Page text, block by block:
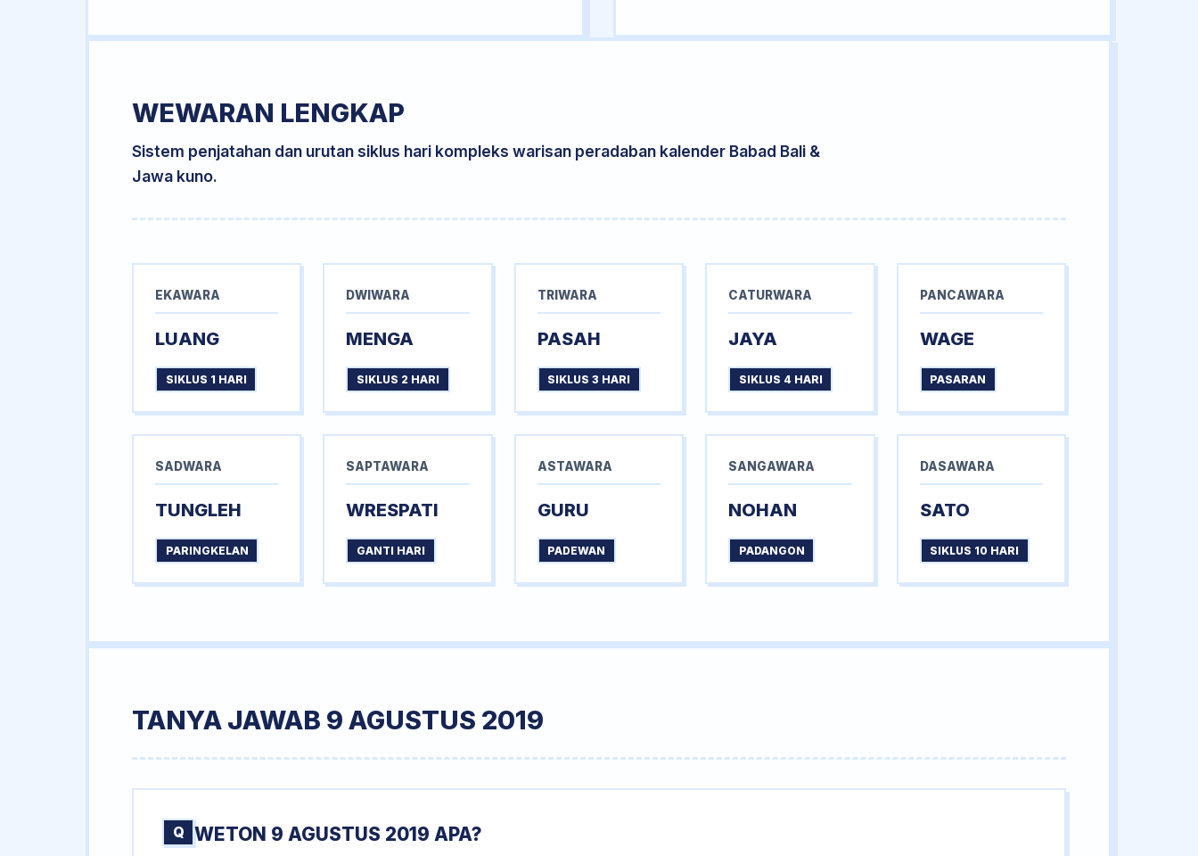
WEWARAN LENGKAP
Sistem penjatahan dan urutan siklus hari kompleks warisan peradaban kalender Babad Bali &
Jawa kuno.
EKAWARA
LUANG
SIKLUS 1 HARI
DWIWARA
MENGA
SIKLUS 2 HARI
TRIWARA
PASAH
SIKLUS 3 HARI
CATURWARA
JAYA
SIKLUS 4 HARI
PANCAWARA
WAGE
PASARAN
SADWARA
TUNGLEH
PARINGKELAN
SAPTAWARA
WRESPATI
GANTI HARI
ASTAWARA
GURU
PADEWAN
SANGAWARA
NOHAN
PADANGON
DASAWARA
SATO
SIKLUS 10 HARI
TANYA JAWAB 9 AGUSTUS 2019
Q WETON 9 AGUSTUS 2019 APA?